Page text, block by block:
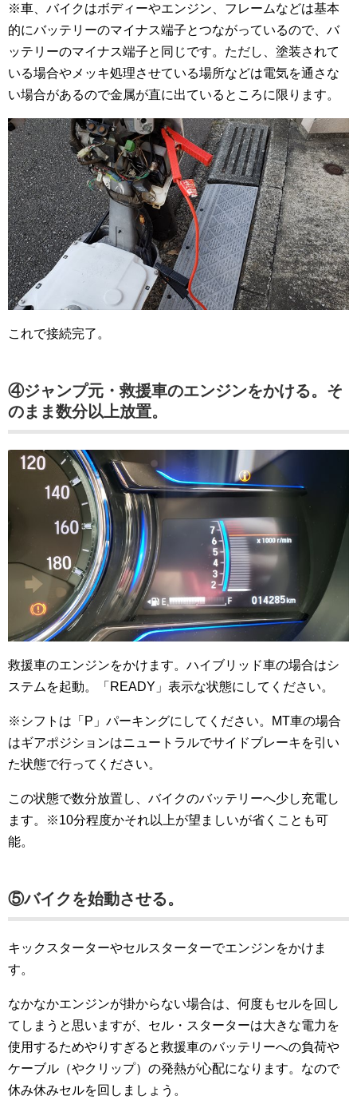
※車、バイクはボディーやエンジン、フレームなどは基本
的にバッテリーのマイナス端子とつながっているので、バ
ッテリーのマイナス端子と同じです。ただし、塗装されて
いる場合やメッキ処理させている場所などは電気を通さな
い場合があるので金属が直に出ているところに限ります。
これで接続完了。
④ジャンプ元・救援車のエンジンをかける。そ
のまま数分以上放置。
救援車のエンジンをかけます。ハイブリッド車の場合はシ
ステムを起動。「READY」表示な状態にしてください。
※シフトは「P」パーキングにしてください。MT車の場合
はギアポジションはニュートラルでサイドブレーキを引い
た状態で行ってください。
この状態で数分放置し、バイクのバッテリーへ少し充電し
ます。※10分程度かそれ以上が望ましいが省くことも可
能。
⑤バイクを始動させる。
キックスターターやセルスターターでエンジンをかけま
す。
なかなかエンジンが掛からない場合は、何度もセルを回し
てしまうと思いますが、セル・スターターは大きな電力を
使用するためやりすぎると救援車のバッテリーへの負荷や
ケーブル（やクリップ）の発熱が心配になります。なので
休み休みセルを回しましょう。